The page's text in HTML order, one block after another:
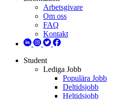
Arbetsgivare
Om oss
FAQ
Kontakt
Student
Lediga Jobb
Populära Jobb
Deltidsjobb
Heltidsjobb